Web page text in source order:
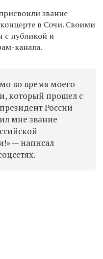
звание
в Сочи. Своими
с публикой и
канала.
во время моего
который прошел с
России
мне звание
— написал